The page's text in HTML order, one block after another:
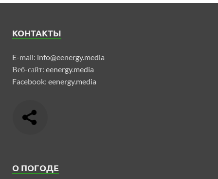
КОНТАКТЫ
E-mail: info@eenergy.media
Веб-сайт: eenergy.media
Facebook: eenergy.media
О ПОГОДЕ